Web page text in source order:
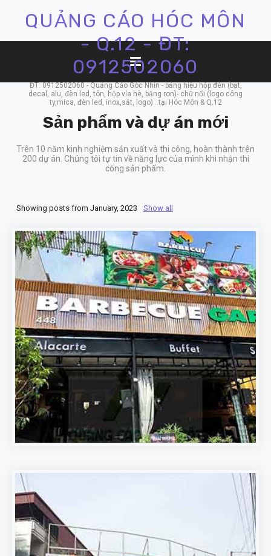
QUẢNG CÁO HÓC MÔN
- Q.12 - ĐT:
0912502060
ĐT: 0912502060 - Quảng Cáo Góc Nhìn - bảng hiệu hộp đèn (bạt,
decal, alu, đèn led, tôn, hộp vỉa hè, băng ron)- chữ nổi (logo công
ty,mica, đèn led, inox,sắt, logo)...tại Hóc Môn & Q.12
Sản phẩm và dự án mới
Trên 10 năm kinh nghiệm sản xuất và thi công, hoàn thành trên
200 dự án. Chúng tôi tự tin về năng lực của mình khi nhận thi
công sản phẩm.
Showing posts from January, 2023 Show all